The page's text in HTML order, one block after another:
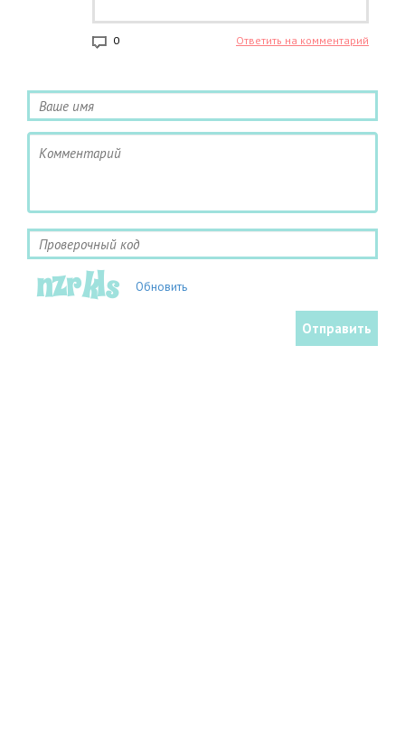
0 Ответить на комментарий
Обновить